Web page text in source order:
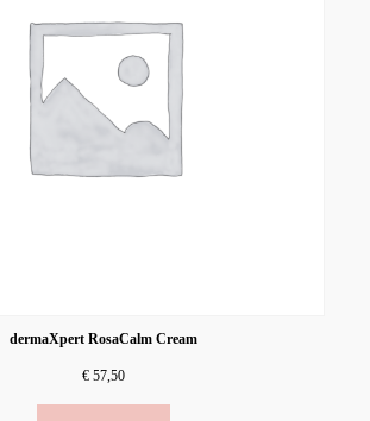
dermaXpert RosaCalm Cream
€ 57,50